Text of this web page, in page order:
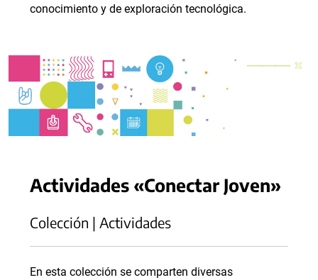
conocimiento y de exploración tecnológica.
Actividades «Conectar Joven»
Colección | Actividades
En esta colección se comparten diversas